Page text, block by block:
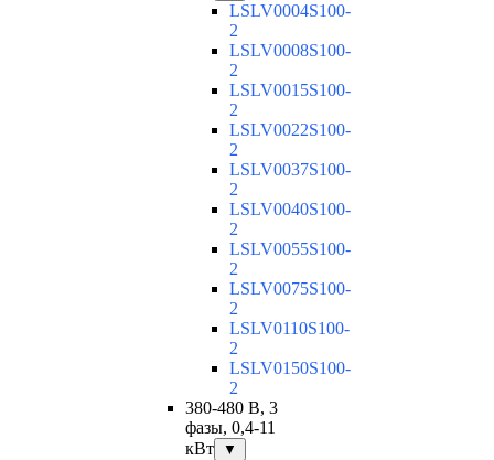
LSLV0004S100-
2
LSLV0008S100-
2
LSLV0015S100-
2
LSLV0022S100-
2
LSLV0037S100-
2
LSLV0040S100-
2
LSLV0055S100-
2
LSLV0075S100-
2
LSLV0110S100-
2
LSLV0150S100-
2
380-480 В, 3
фазы, 0,4-11
кВт
▼